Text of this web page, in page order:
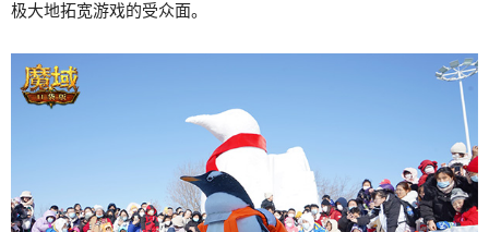
极大地拓宽游戏的受众面。